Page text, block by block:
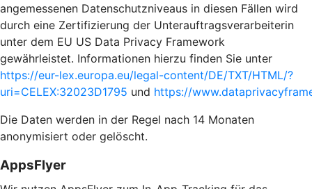
angemessenen Datenschutzniveaus in diesen Fällen wird
durch eine Zertifizierung der Unterauftragsverarbeiterin
unter dem EU US Data Privacy Framework
gewährleistet. Informationen hierzu finden Sie unter
https://eur-lex.europa.eu/legal-content/DE/TXT/HTML/?
uri=CELEX:32023D1795 und https://
Die Daten werden in der Regel nach 14 Monaten
anonymisiert oder gelöscht.
AppsFlyer